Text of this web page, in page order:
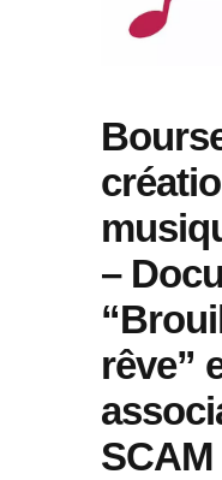
–
rêve”
SCAM